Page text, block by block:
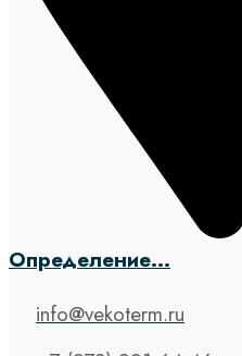
Определение...
info@vekoterm.ru